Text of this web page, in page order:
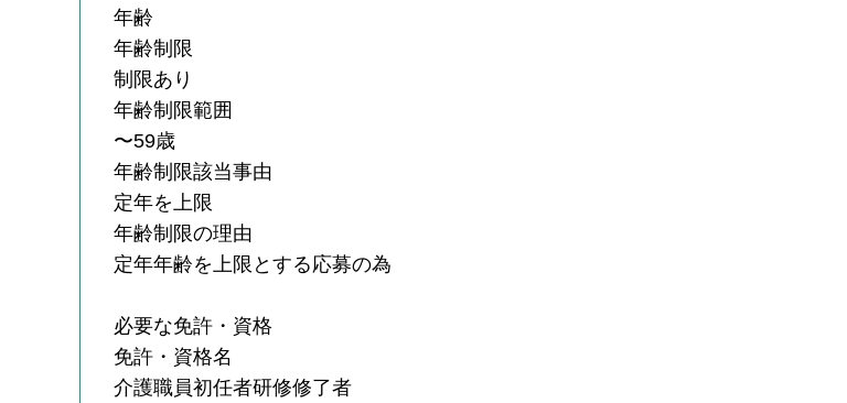
年齢
年齢制限
制限あり
年齢制限範囲
〜59歳
年齢制限該当事由
定年を上限
年齢制限の理由
定年年齢を上限とする応募の為
必要な免許・資格
免許・資格名
介護職員初任者研修修了者